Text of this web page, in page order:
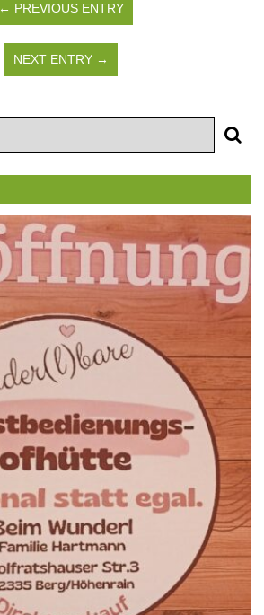
← PREVIOUS ENTRY
NEXT ENTRY →